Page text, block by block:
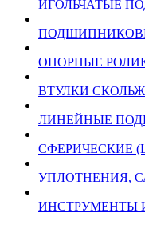
ИГОЛЬЧАТЫЕ
ОПОРНЫЕ
ВТУЛКИ
ЛИНЕЙНЫЕ
СФЕРИЧЕСКИЕ
УПЛОТНЕНИЯ,
ИНСТРУМЕНТЫ